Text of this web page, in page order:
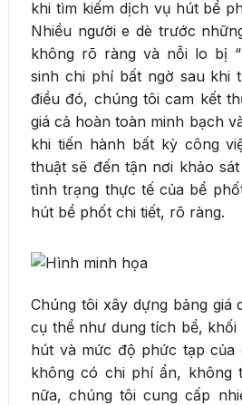
khi tìm kiếm dịch vụ hút bể
Nhiều người e dè trước
không rõ ràng và nỗi lo bị
sinh chi phí bất ngờ sau khi
điều đó, chúng tôi cam kết
giá cả hoàn toàn minh bạch
khi tiến hành bất kỳ công
thuật sẽ đến tận nơi khảo
tình trạng thực tế của bể
hút bể phốt chi tiết, rõ ràng.
Chúng tôi xây dựng bảng giá
cụ thể như dung tích bể,
hút và mức độ phức tạp của
không có chi phí ẩn, không
nữa, chúng tôi cung cấp